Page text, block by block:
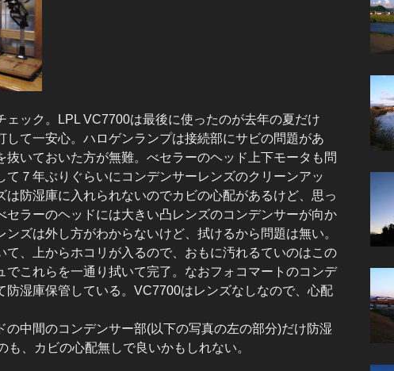
ック。LPL VC7700は最後に使ったのが去年の夏だけ
して一安心。ハロゲンランプは接続部にサビの問題があ
抜いておいた方が無難。べセラーのヘッド上下モータも問
て７年ぶりぐらいにコンデンサーレンズのクリーンアッ
は防湿庫に入れられないのでカビの心配があるけど、思っ
セラーのヘッドには大きい凸レンズのコンデンサーが向か
ズは外し方がわからないけど、拭けるから問題は無い。
て、上からホコリが入るので、おもに汚れるていのはこの
でこれらを一通り拭いて完了。なおフォコマートのコンデ
防湿庫保管している。VC7700はレンズなしなので、心配
中間のコンデンサー部(以下の写真の左の部分)だけ防湿
、カビの心配無しで良いかもしれない。